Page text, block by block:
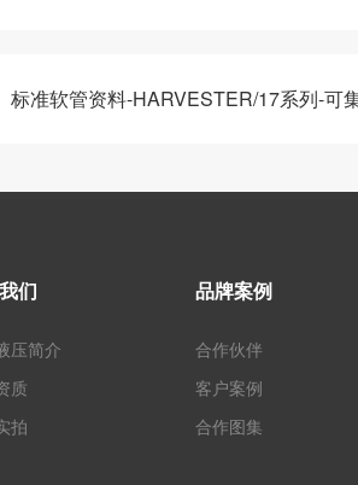
标准软管资料-HARVESTER/17系列-可
们
压简介
质
拍
品牌案例
合作伙伴
客户案例
合作图集